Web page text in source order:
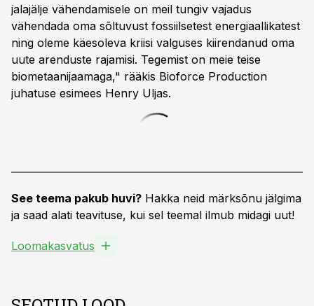
jalajälje vähendamisele on meil tungiv vajadus
vähendada oma sõltuvust fossiilsetest energiaallikatest
ning oleme käesoleva kriisi valguses kiirendanud oma
uute arenduste rajamisi. Tegemist on meie teise
biometaanijaamaga," rääkis Bioforce Production
juhatuse esimees Henry Uljas.
See teema pakub huvi? Hakka neid märksõnu jälgima
ja saad alati teavituse, kui sel teemal ilmub midagi uut!
Loomakasvatus